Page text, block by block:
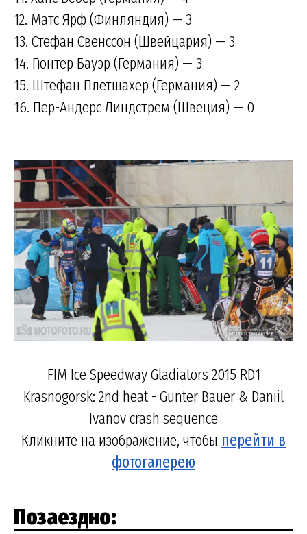
12. Матс Ярф (Финляндия) — 3
13. Стефан Свенссон (Швейцария) — 3
14. Гюнтер Бауэр (Германия) — 3
15. Штефан Плетшахер (Германия) — 2
16. Пер-Андерс Линдстрем (Швеция) — 0
FIM Ice Speedway Gladiators 2015 RD1
Krasnogorsk: 2nd heat - Gunter Bauer & Daniil
Ivanov crash sequence
Кликните на изображение, чтобы перейти в
фотогалерею
Позаездно: